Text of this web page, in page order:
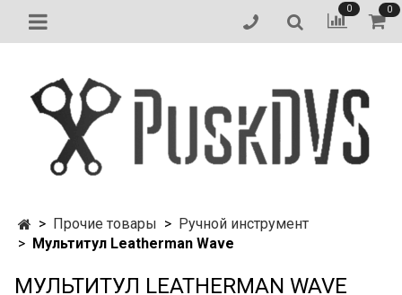
0 0
Прочие товары
Ручной инструмент
Мультитул Leatherman Wave
МУЛЬТИТУЛ LEATHERMAN WAVE